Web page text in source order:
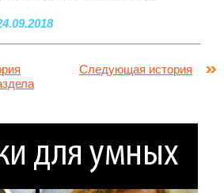
Следующая история